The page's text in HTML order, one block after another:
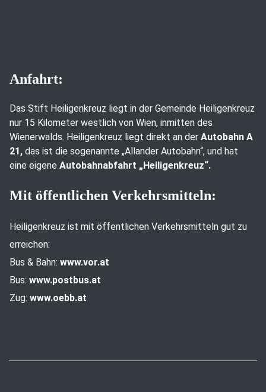
Anfahrt:
Das Stift Heiligenkreuz liegt in der Gemeinde Heiligenkreuz
nur 15 Kilometer westlich von Wien, inmitten des
Wienerwalds. Heiligenkreuz liegt direkt an der Autobahn A
21, das ist die sogenannte „Allander Autobahn“, und hat
eine eigene Autobahnabfahrt „Heiligenkreuz“.
Mit öffentlichen Verkehrsmitteln:
Heiligenkreuz ist mit öffentlichen Verkehrsmitteln gut zu
erreichen:
Bus & Bahn: www.vor.at
Bus: www.postbus.at
Zug: www.oebb.at